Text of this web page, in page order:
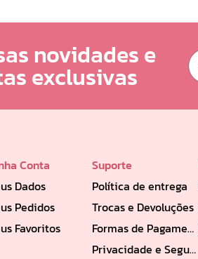
novidades e
exclusivas
Conta
Dados
Pedidos
Favoritos
Suporte
Política de entrega
Trocas e Devoluções
Formas de Pagamento
Privacidade e Segurança